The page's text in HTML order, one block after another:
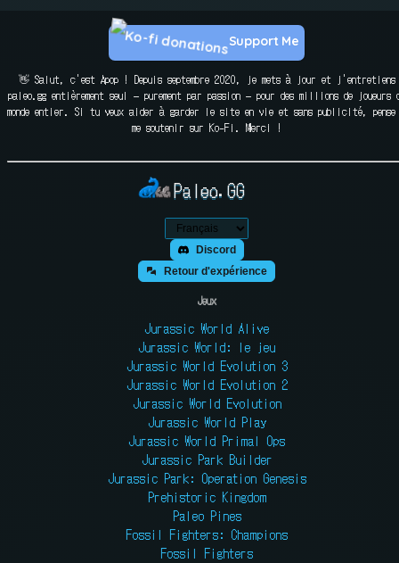
👋 Salut, c'est Apop ! Depuis septembre 2020, je mets à jour et j'entretiens
paleo.gg entièrement seul — purement par passion — pour des millions de joueurs
monde entier. Si tu veux aider à garder le site en vie et sans publicité, pense
me soutenir sur Ko-Fi. Merci !
Support Me
Paleo.GG
Discord
Retour d'expérience
Jeux
Jurassic World Alive
Jurassic World: le jeu
Jurassic World Evolution 3
Jurassic World Evolution 2
Jurassic World Evolution
Jurassic World Play
Jurassic World Primal Ops
Jurassic Park Builder
Jurassic Park: Operation Genesis
Prehistoric Kingdom
Paleo Pines
Fossil Fighters: Champions
Fossil Fighters